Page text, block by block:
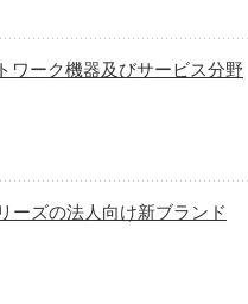
ワーク機器及びサービス分野
ーズの法人向け新ブランド